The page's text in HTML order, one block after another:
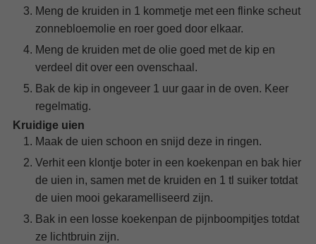
Meng de kruiden in 1 kommetje met een flinke scheut
zonnebloemolie en roer goed door elkaar.
Meng de kruiden met de olie goed met de kip en
verdeel dit over een ovenschaal.
Bak de kip in ongeveer 1 uur gaar in de oven. Keer
regelmatig.
Kruidige uien
Maak de uien schoon en snijd deze in ringen.
Verhit een klontje boter in een koekenpan en bak hier
de uien in, samen met de kruiden en 1 tl suiker totdat
de uien mooi gekaramelliseerd zijn.
Bak in een losse koekenpan de pijnboompitjes totdat
ze lichtbruin zijn.